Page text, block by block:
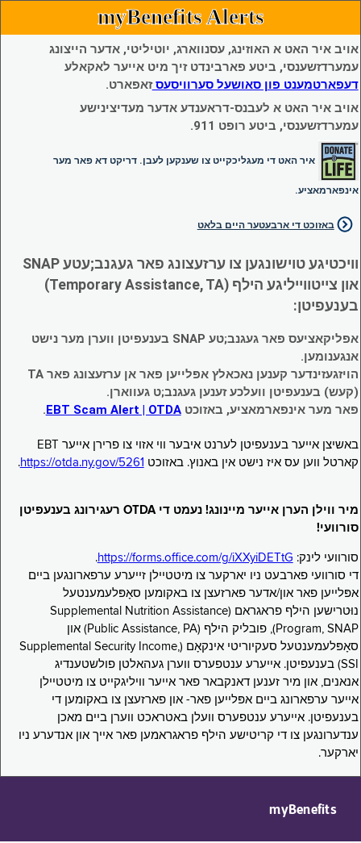
myBenefits Alerts
אויב איר האט א האוזינג, עסנווארג, יוטיליטי, אדער הייצונג
עמערדזשענסי, ביטע פארבינדט זיך מיט אייער לאקאלע
דעפארטמענט פון סאושעל סערוויסעסזאפארט.
אויב איר האט א לעבנס-דראענדע אדער מעדיצינישע
עמערדזשענסי, ביטע רופט 911.
איר האט די מעגליכקייט צו שענקען לעבן. דריקט דא פאר מער
אינפארמאציע.
באזוכט די ארבעטער היים בלאט
וויכטיגע טוישונגען צו ערזעצונג פאר געגנב;עטע SNAP
און צייטווייליגע הילף (Temporary Assistance, TA)
בענעפיטן:
אפליקאציעס פאר געגנב;טע SNAP בענעפיטן ווערן מער נישט
אנגענומען.
הויזגעזינדער קענען נאכאלץ אפּלייען פאר אן ערזעצונג פאר TA
(קעש) בענעפיטן וועלכע זענען געגנב;ט געווארן.
פאר מער אינפארמאציע, באזוכטEBT Scam Alert | OTDA
.
באשיצן אייער בענעפיטן לערנט איבער ווי אזוי צו פרירן אייער EBT
קארטל ווען עס איז נישט אין באנוץ. באזוכט https://otda.ny.gov/5261
.
מיר ווילן הערן אייער מיינונג! נעמט די OTDA רעגירונג בענעפיטן
סורוועי!
סורוועי לינק: https://forms.office.com/g/iXXyiDETtG
.
די סורוועי פארבעט ניו יארקער צו מיטטיילן זייערע ערפארונגען ביים
אפּלייען פאר און/אדער פארזעצן צו באקומען סאָפּלעמענטעל
נוּטרישען הילף פראגראם (Supplemental Nutrition Assistance
Program, SNAP), פובליק הילף (Public Assistance, PA) און
סאָפּלעמענטעל סעקיוריטי אינקאָם (Supplemental Security Income,
SSI) בענעפיטן. אייערע ענטפערס ווערן געהאלטן פולשטענדיג
אנאנים, און מיר זענען דאנקבאר פאר אייער וויליגקייט צו מיטטיילן
אייער ערפארונג ביים אפּלייען פאר- און פארזעצן צו באקומען די
בענעפיטן. אייערע ענטפערס וועלן באטראכט ווערן ביים מאכן
ענדערונגען צו די קריטישע הילף פראגראמען פאר אייך און אנדערע ניו
יארקער.
myBenefits